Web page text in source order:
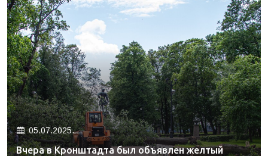
05.07.2025.
Вчера в Кронштадта был объявлен желтый